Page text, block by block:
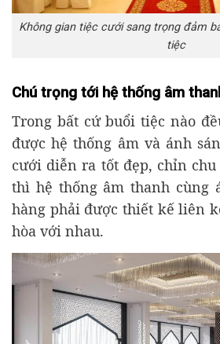
Không gian tiệc cưới sang trọng đảm
tiệc
Chú trọng tới hệ thống âm
Trong bất cứ buổi tiệc nào
được hệ thống âm và ánh
cưới diễn ra tốt đẹp, chỉn
thì hệ thống âm thanh cùng
hàng phải được thiết kế liên
hòa với nhau.